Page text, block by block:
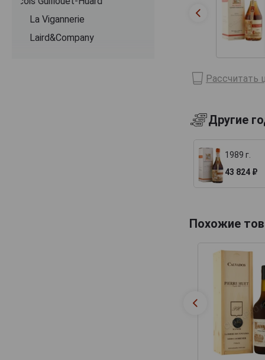
La Vigannerie
Laird&Company
Рассчитать
Другие
1989 г.
43 824 ₽
Похожие